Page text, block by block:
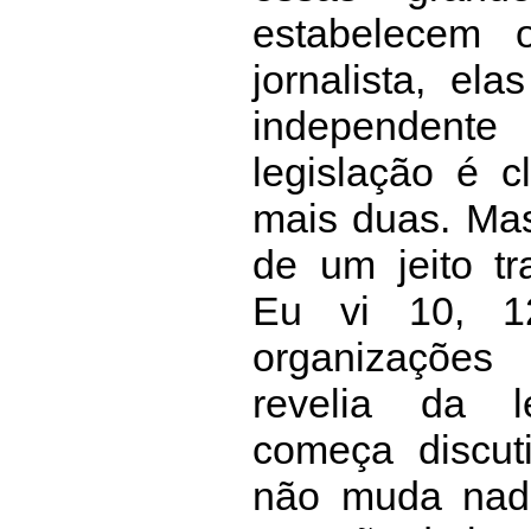
jornalista,
legislação é
mais duas.
de um jeito
Eu vi 10,
revelia da
começa
não muda